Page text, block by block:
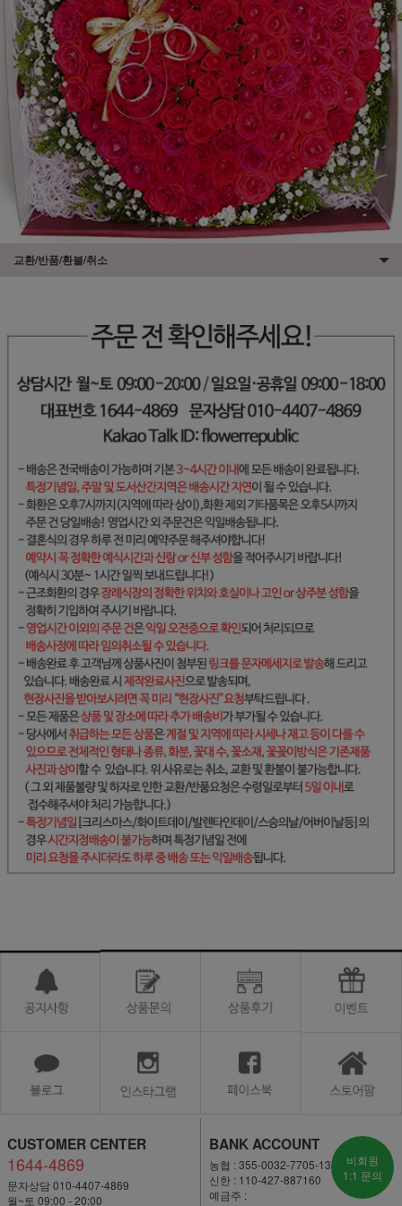
교환/반품/환불/취소
CUSTOMER CENTER
1644-4869
문자상담 010-4407-4869
월~토 09:00 - 20:00
BANK ACCOUNT
농협 : 355-0032-7705-13
신한 : 110-427-887160
예금주 :
비회원
1:1 문의